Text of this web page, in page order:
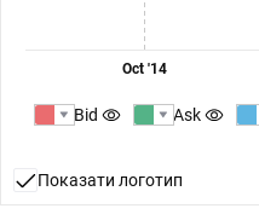
Oct '14
Bid Ask
Показати логотип